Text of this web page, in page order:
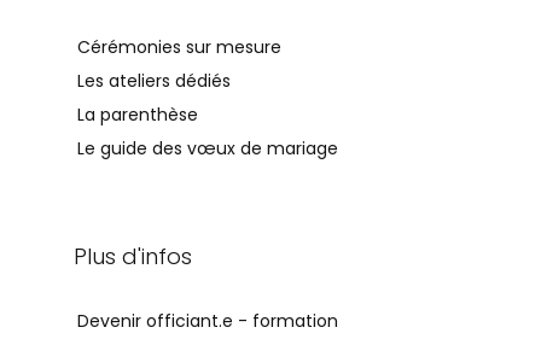
Cérémonies sur mesure
Les ateliers dédiés
La parenthèse
Le guide des vœux de mariage
Plus d'infos
Devenir officiant.e - formation